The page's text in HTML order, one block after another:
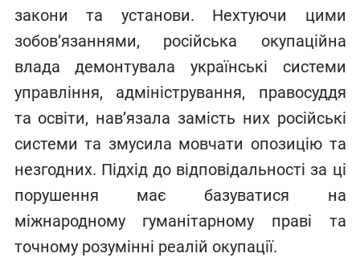
закони та установи. Нехтуючи цими
зобов’язаннями, російська окупаційна
влада демонтувала українські системи
управління, адміністрування, правосуддя
та освіти, нав’язала замість них російські
системи та змусила мовчати опозицію та
незгодних. Підхід до відповідальності за ці
порушення має базуватися на
міжнародному гуманітарному праві та
точному розумінні реалій окупації.